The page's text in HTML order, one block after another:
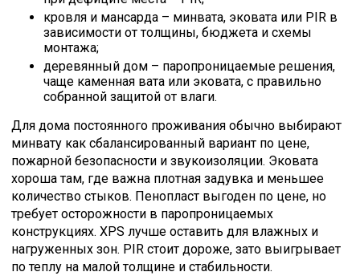
кровля и мансарда – минвата, эковата или PIR в
зависимости от толщины, бюджета и схемы
монтажа;
деревянный дом – паропроницаемые решения,
чаще каменная вата или эковата, с правильно
собранной защитой от влаги.
Для дома постоянного проживания обычно выбирают
минвату как сбалансированный вариант по цене,
пожарной безопасности и звукоизоляции. Эковата
хороша там, где важна плотная задувка и меньшее
количество стыков. Пенопласт выгоден по цене, но
требует осторожности в паропроницаемых
конструкциях. XPS лучше оставить для влажных и
нагруженных зон. PIR стоит дороже, зато выигрывает
по теплу на малой толщине и стабильности.